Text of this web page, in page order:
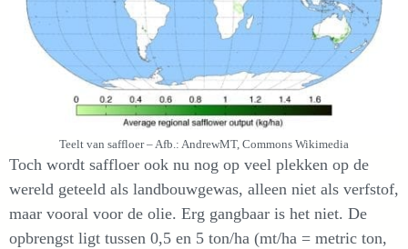
Teelt van saffloer – Afb.: AndrewMT, Commons Wikimedia
Toch wordt saffloer ook nu nog op veel plekken op de
wereld geteeld als landbouwgewas, alleen niet als verfstof,
maar vooral voor de olie. Erg gangbaar is het niet. De
opbrengst ligt tussen 0,5 en 5 ton/ha (mt/ha = metric ton,